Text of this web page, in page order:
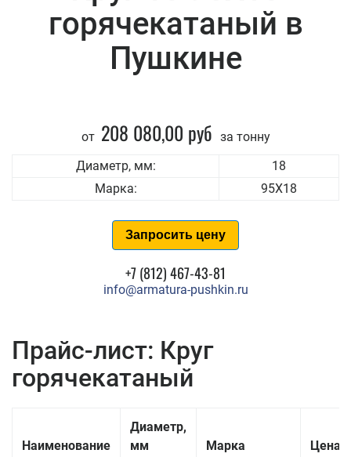
горячекатаный в
Пушкине
от 208 080,00 руб за тонну
Диаметр, мм:
18
Марка:
95Х18
Запросить цену
+7 (812) 467-43-81
info@armatura-pushkin.ru
Прайс-лист: Круг
горячекатаный
Наименование
Диаметр,
мм
Марка Цена